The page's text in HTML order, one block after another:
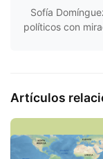
Sofía
políticos con
Artículos